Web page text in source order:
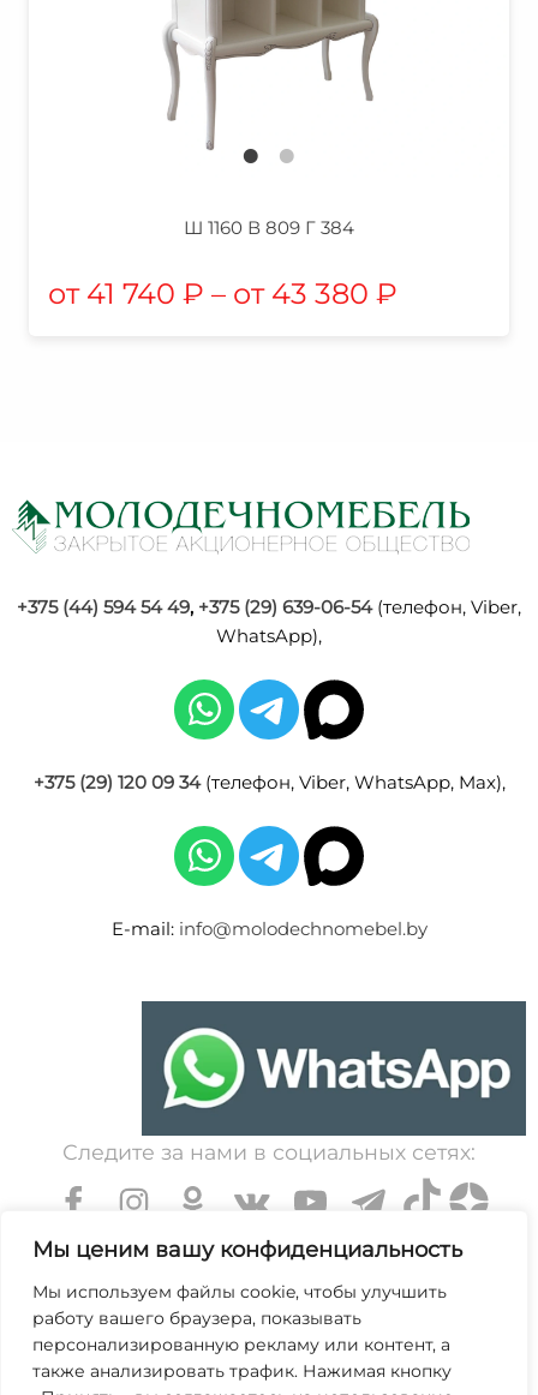
Мы ценим вашу конфиденциальность
Мы используем файлы cookie, чтобы улучшить
работу вашего браузера, показывать
персонализированную рекламу или контент, а
также анализировать трафик. Нажимая кнопку
Ш 1160 В 809 Г 384
41 740 ₽ – 43 380 ₽
+375 (44) 594 54 49, +375 (29) 639-06-54(телефон, Viber,
WhatsApp),
+375 (29) 120 09 34(телефон, Viber, WhatsApp, Max),
E-mail: info@molodechnomebel.by
Следите за нами в социальных сетях:
УНП 600203065. Свидетельство о государственной
регистрации № 364 от 7 декабря 1999 выдано